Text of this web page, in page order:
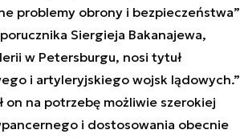
problemy obrony i bezpieczeństwa”
Siergieja Bakanajewa,
w Petersburgu, nosi tytuł
i artyleryjskiego wojsk lądowych.”
on na potrzebę możliwie szerokiej
i dostosowania obecnie